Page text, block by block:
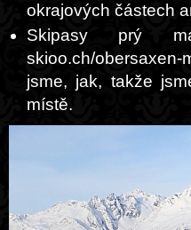
okrajových částech
Skipasy prý
skioo.ch/
jsme, jak, takže
místě.